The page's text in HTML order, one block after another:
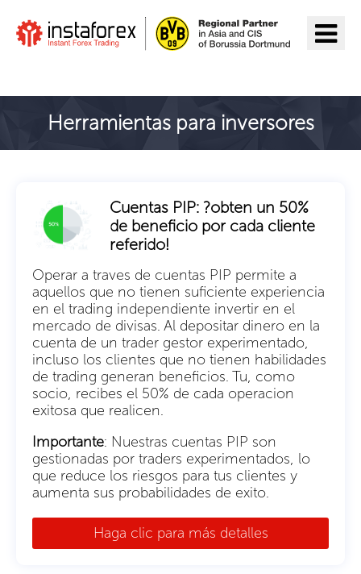
Herramientas para inversores
Cuentas PIP: ?obten un 50%
de beneficio por cada cliente
referido!
Operar a traves de cuentas PIP permite a
aquellos que no tienen suficiente experiencia
en el trading independiente invertir en el
mercado de divisas. Al depositar dinero en la
cuenta de un trader gestor experimentado,
incluso los clientes que no tienen habilidades
de trading generan beneficios. Tu, como
socio, recibes el 50% de cada operacion
exitosa que realicen.
Importante: Nuestras cuentas PIP son
gestionadas por traders experimentados, lo
que reduce los riesgos para tus clientes y
aumenta sus probabilidades de exito.
Haga clic para más detalles